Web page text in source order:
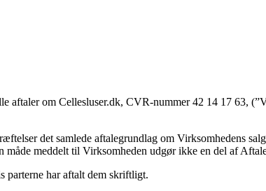
aftaler om Cellesluser.dk, CVR-num­mer 42 14 17 63,
det samlede aftalegrundlag om Virksomhedens
meddelt til Virksomheden udgør ikke en del af
har aftalt dem skriftligt.